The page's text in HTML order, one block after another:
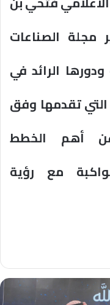
الصناعات
الرائد في
التي تقدمها وفق
أهم الخطط
مع رؤية